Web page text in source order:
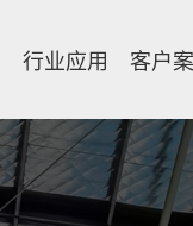
行业应用 客户